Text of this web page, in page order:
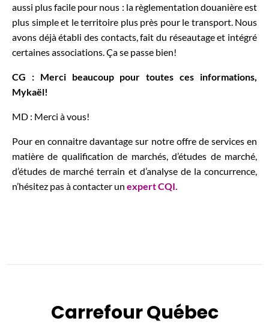
aussi plus facile pour nous : la règlementation douanière est
plus simple et le territoire plus près pour le transport. Nous
avons déjà établi des contacts, fait du réseautage et intégré
certaines associations. Ça se passe bien!
CG : Merci beaucoup pour toutes ces informations,
Mykaël!
MD : Merci à vous!
Pour en connaitre davantage sur notre offre de services en
matière de qualification de marchés, d’études de marché,
d’études de marché terrain et d’analyse de la concurrence,
n’hésitez pas à contacter un expert CQI.
Carrefour Québec